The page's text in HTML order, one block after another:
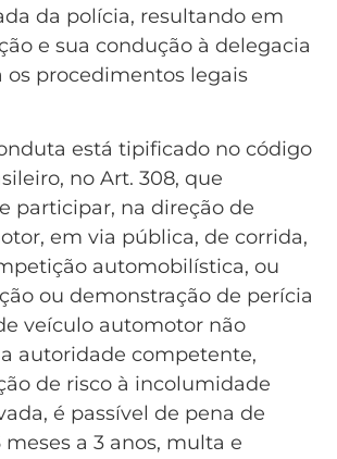
da polícia, resultando em
e sua condução à delegacia
os procedimentos legais
está tipificado no código
no Art. 308, que
participar, na direção de
em via pública, de corrida,
automobilística, ou
ou demonstração de perícia
veículo automotor não
autoridade competente,
de risco à incolumidade
é passível de pena de
a 3 anos, multa e